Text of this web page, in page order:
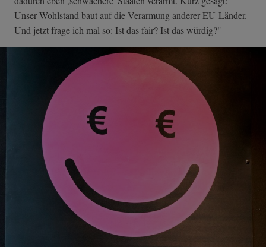
Unser Wohlstand baut auf die Verarmung anderer EU-Länder.
Und jetzt frage ich mal so: Ist das fair? Ist das würdig?"